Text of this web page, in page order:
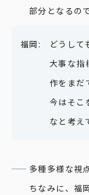
部分となるの
どうして
大事な指
作をまだ
今はそこ
なと考え
多種多様な視
ちなみに、福